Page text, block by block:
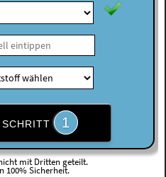
SCHRITT 1
mit Dritten geteilt.
100% Sicherheit.